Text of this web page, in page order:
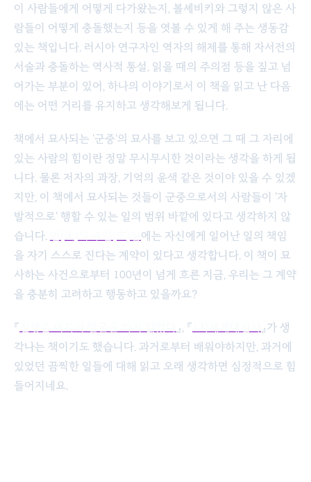
이 사람들에게 어떻게 다가왔는지, 볼셰비키와 그렇지 않은 사
람들이 어떻게 충돌했는지 등을 엿볼 수 있게 해 주는 생동감
있는 책입니다. 러시아 연구자인 역자의 해제를 통해 자서전의
서술과 충돌하는 역사적 통설, 읽을 때의 주의점 등을 짚고 넘
어가는 부분이 있어, 하나의 이야기로서 이 책을 읽고 난 다음
에는 어떤 거리를 유지하고 생각해보게 됩니다.
책에서 묘사되는 '군중'의 묘사를 보고 있으면 그 때 그 자리에
있는 사람의 힘이란 정말 무시무시한 것이라는 생각을 하게 됩
니다. 물론 저자의 과장, 기억의 윤색 같은 것이야 있을 수 있겠
지만, 이 책에서 묘사되는 것들이 군중으로서의 사람들이 '자
발적으로' 행할 수 있는 일의 범위 바깥에 있다고 생각하지 않
습니다.
에는 자신에게 일어난 일의 책임
을 자기 스스로 진다는 계약이 있다고 생각합니다. 이 책이 묘
사하는 사건으로부터 100년이 넘게 흐른 지금, 우리는 그 계약
을 충분히 고려하고 행동하고 있을까요?
『 』, 『
』가 생
각나는 책이기도 했습니다. 과거로부터 배워야하지만, 과거에
있었던 끔찍한 일들에 대해 읽고 오래 생각하면 심정적으로 힘
들어지네요.